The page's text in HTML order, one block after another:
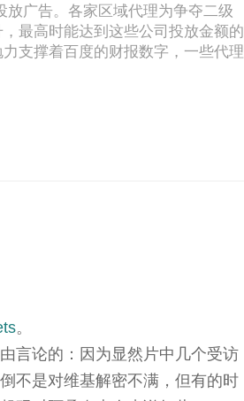
广告。各家区域代理为争夺二级
最高时能达到这些公司投放金额的
支撑着百度的财报数字，一些代理
。
言论的：因为显然片中几个受访
不是对维基解密不满，但有的时